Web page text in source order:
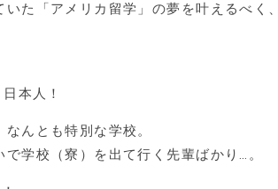
た「アメリカ留学」の夢を叶えるべく
本人！
んとも特別な学校。
学校（寮）を出て行く先輩ばかり…。